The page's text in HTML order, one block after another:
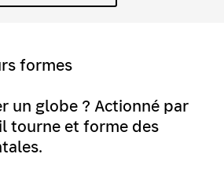
formes
un globe ? Actionné par
tourne et forme des